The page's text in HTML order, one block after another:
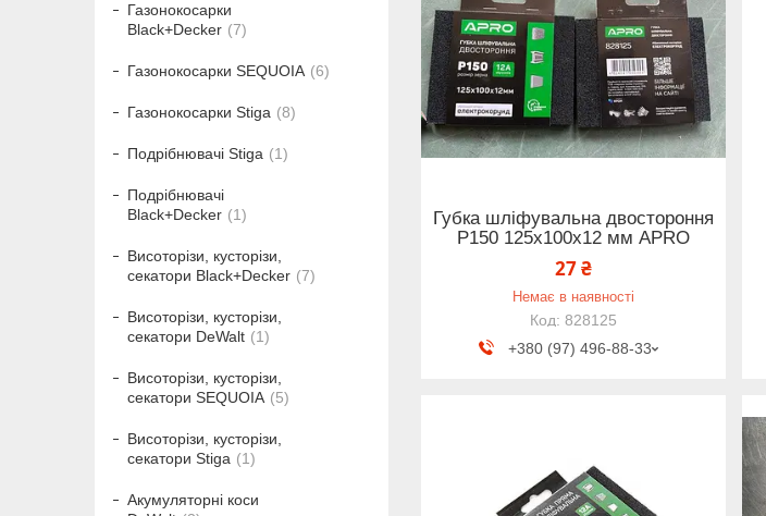
Губка шліфувальна двостороння
Р150 125х100х12 мм APRO
27 ₴
Немає в наявності
828125
+380 (97) 496-88-33
Газонокосарки
Black+Decker
7
Газонокосарки SEQUOIA 6
Газонокосарки Stiga 8
Подрібнювачі Stiga 1
Подрібнювачі
Black+Decker
1
Висоторізи, кусторізи,
секатори Black+Decker
7
Висоторізи, кусторізи,
секатори DeWalt
1
Висоторізи, кусторізи,
секатори SEQUOIA
5
Висоторізи, кусторізи,
секатори Stiga
1
Акумуляторні коси